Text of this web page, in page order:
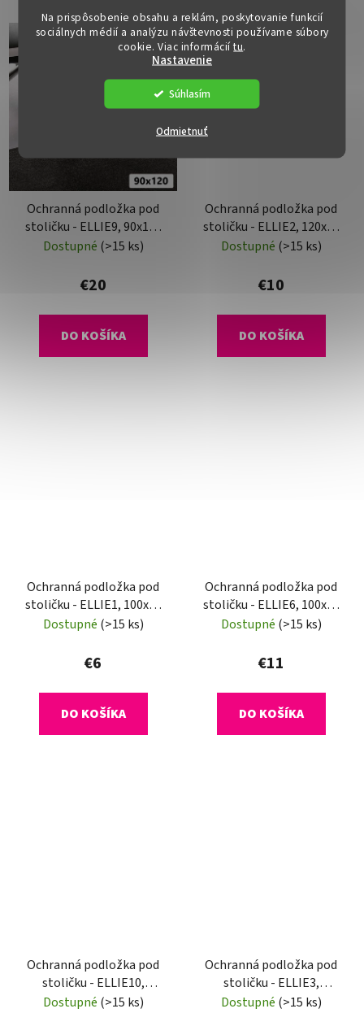
Na prispôsobenie obsahu a reklám, poskytovanie funkcií
sociálnych médií a analýzu návštevnosti používame súbory
cookie. Viac informáciítu.
Nastavenie
Odmietnuť
Súhlasím
Ochranná podložka pod
stoličku - ELLIE9, 90x120
cm, 1,8 mm
Dostupné (>15 ks)
€20
DO KOŠÍKA
Ochranná podložka pod
stoličku - ELLIE2, 120x90
cm, 0,5 mm
Dostupné (>15 ks)
€10
DO KOŠÍKA
Ochranná podložka pod
stoličku - ELLIE1, 100x70
cm, 0,5 mm
Dostupné (>15 ks)
€6
DO KOŠÍKA
Ochranná podložka pod
stoličku - ELLIE6, 100x70
cm, 0,8 mm
Dostupné (>15 ks)
€11
DO KOŠÍKA
Ochranná podložka pod
stoličku - ELLIE10,
120x90 cm, 1,8 mm
Dostupné (>15 ks)
Ochranná podložka pod
stoličku - ELLIE3,
140x100 cm, 0,5 mm
Dostupné (>15 ks)